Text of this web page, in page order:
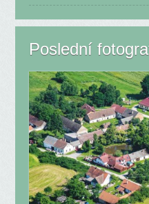
Poslední